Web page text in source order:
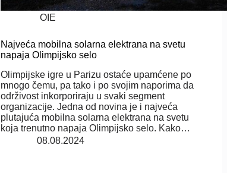
OIE
Najveća mobilna solarna elektrana na svetu
napaja Olimpijsko selo
Olimpijske igre u Parizu ostaće upamćene po
mnogo čemu, pa tako i po svojim naporima da
održivost inkorporiraju u svaki segment
organizacije. Jedna od novina je i najveća
plutajuća mobilna solarna elektrana na svetu
koja trenutno napaja Olimpijsko selo. Kako…
08.08.2024